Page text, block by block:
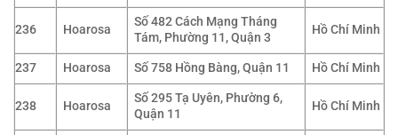
236 Hoarosa
Số 482 Cách Mạng Tháng
Tám, Phường 11, Quận 3
Hồ Chí Minh
237 Hoarosa Số 758 Hồng Bàng, Quận 11 Hồ Chí Minh
238 Hoarosa
Số 295 Tạ Uyên, Phường 6,
Quận 11
Hồ Chí Minh